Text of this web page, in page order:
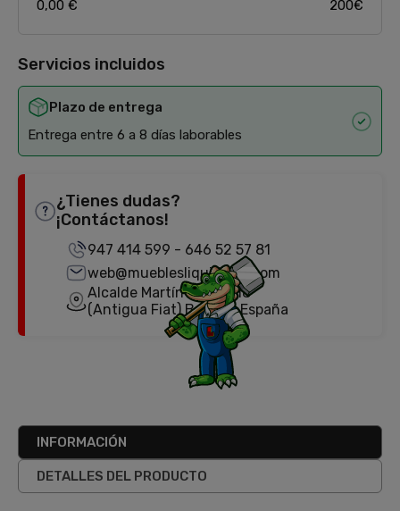
0,00 € 200€
Servicios incluidos
Plazo de entrega
Entrega entre 6 a 8 días laborables
¿Tienes dudas?
¡Contáctanos!
947 414 599 - 646 52 57 81
web@mueblesliquidator.com
Alcalde Martín Cobos, 18
(Antigua Fiat) Burgos, España
INFORMACIÓN
DETALLES DEL PRODUCTO